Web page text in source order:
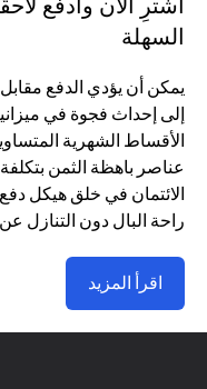
اشترِ الآن وادفع
السهلة
يمكن أن يؤدي الدفع
إلى إحداث فجوة في
عناصر باهظة الثمن
الائتمان في خلق هيكل
راحة البال دون التنازل
اقرأ المزيد